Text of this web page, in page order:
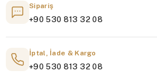
Sipariş
+90 530 813 32 08
İptal, İade & Kargo
+90 530 813 32 08